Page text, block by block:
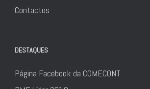
Contactos
DESTAQUES
Página Facebook da COMECONT